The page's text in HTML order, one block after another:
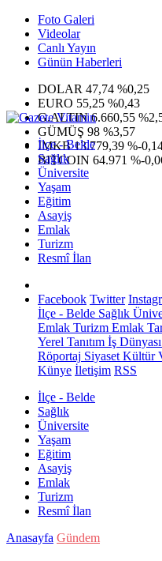
Foto Galeri
Videolar
Canlı Yayın
Günün Haberleri
DOLAR 47,74 %0,25
EURO 55,25 %0,43
G.ALTIN6.660,55
GÜMÜŞ 98 %3,57
IMKB13.779,39 %-
BITCOIN 64.971 %-
İlçe - Belde
Sağlık
Üniversite
Yaşam
Eğitim
Asayiş
Emlak
Turizm
Resmî İlan
Facebook Twitter
İlçe - Belde Sağlık
Emlak Turizm Emlak
Yerel Tanıtım İş Dünyası
Röportaj Siyaset Kültür
Künye İletişim RSS
İlçe - Belde
Sağlık
Üniversite
Yaşam
Eğitim
Asayiş
Emlak
Turizm
Resmî İlan
Anasayfa Gündem